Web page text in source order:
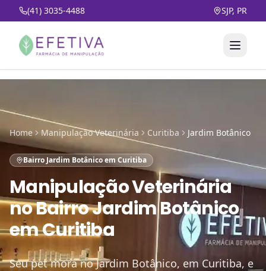
(41) 3035-4488 SJP, PR
Home Manipulação Veterinária Curitiba Jardim Botânico
Bairro Jardim Botânico em Curitiba
Manipulação Veterinária
noBairro Jardim Botânico
em Curitiba
Seu pet mora no Jardim Botânico, em Curitiba, e